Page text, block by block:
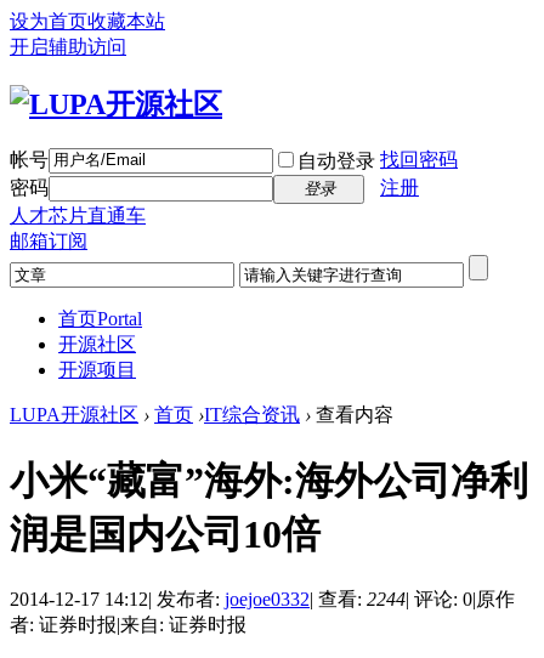
设为首页收藏本站
开启辅助访问
帐号 自动登录 找回密码
密码
登录
注册
人才芯片直通车
邮箱订阅
首页Portal
开源社区
开源项目
LUPA开源社区 › 首页 ›IT综合资讯 › 查看内容
小米“藏富”海外:海外公司净利
润是国内公司10倍
2014-12-17 14:12| 发布者: joejoe0332| 查看: 2244| 评论: 0|原作
者: 证券时报|来自: 证券时报